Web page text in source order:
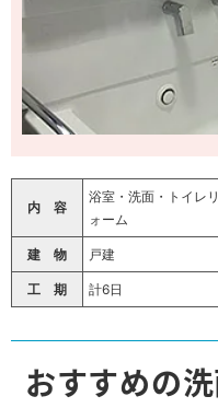
内 容
浴室・洗面・トイレ
ォーム
建 物 戸建
工 期 計6日
おすすめの